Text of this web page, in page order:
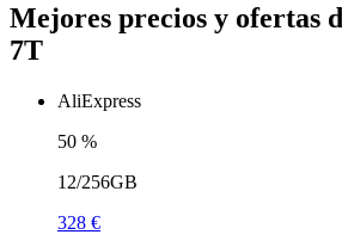
Mejores precios y ofertas
7T
AliExpress
50 %
12/256GB
328 €